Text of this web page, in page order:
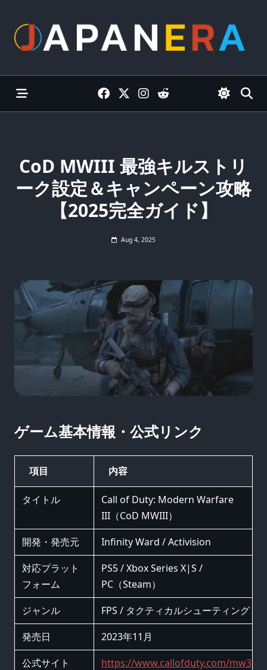
content
CoD MWIII 最強キルストリ
ーク設定＆キャンペーン攻略
【2025完全ガイド】
Aug 4, 2025
ゲーム基本情報・公式リンク
項目 内容
タイトル
Call of Duty: Modern Warfare
III（CoD MWIII）
開発・発売元
Infinity Ward / Activision
対応プラット
フォーム
PS5 / Xbox Series X|S /
PC（Steam）
ジャンル
FPS / タクティカルシューティング
発売日
2023年11月
公式サイト
https://www.callofduty.com/mw3